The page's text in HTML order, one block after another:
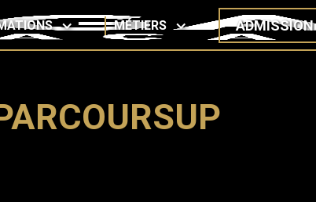
MÉTIERS ADMISSION